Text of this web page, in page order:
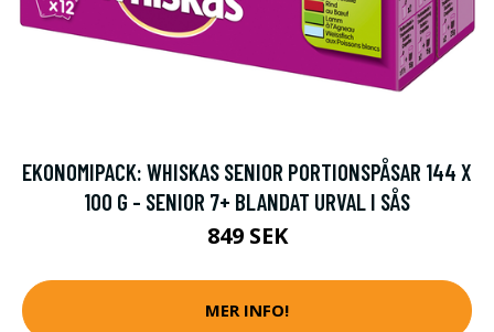
EKONOMIPACK: WHISKAS SENIOR PORTIONSPÅSAR 144 X
100 G - SENIOR 7+ BLANDAT URVAL I SÅS
849 SEK
MER INFO!